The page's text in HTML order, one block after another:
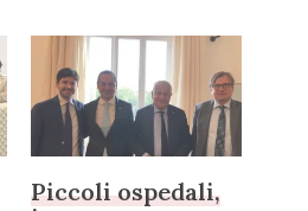
Piccoli ospedali,